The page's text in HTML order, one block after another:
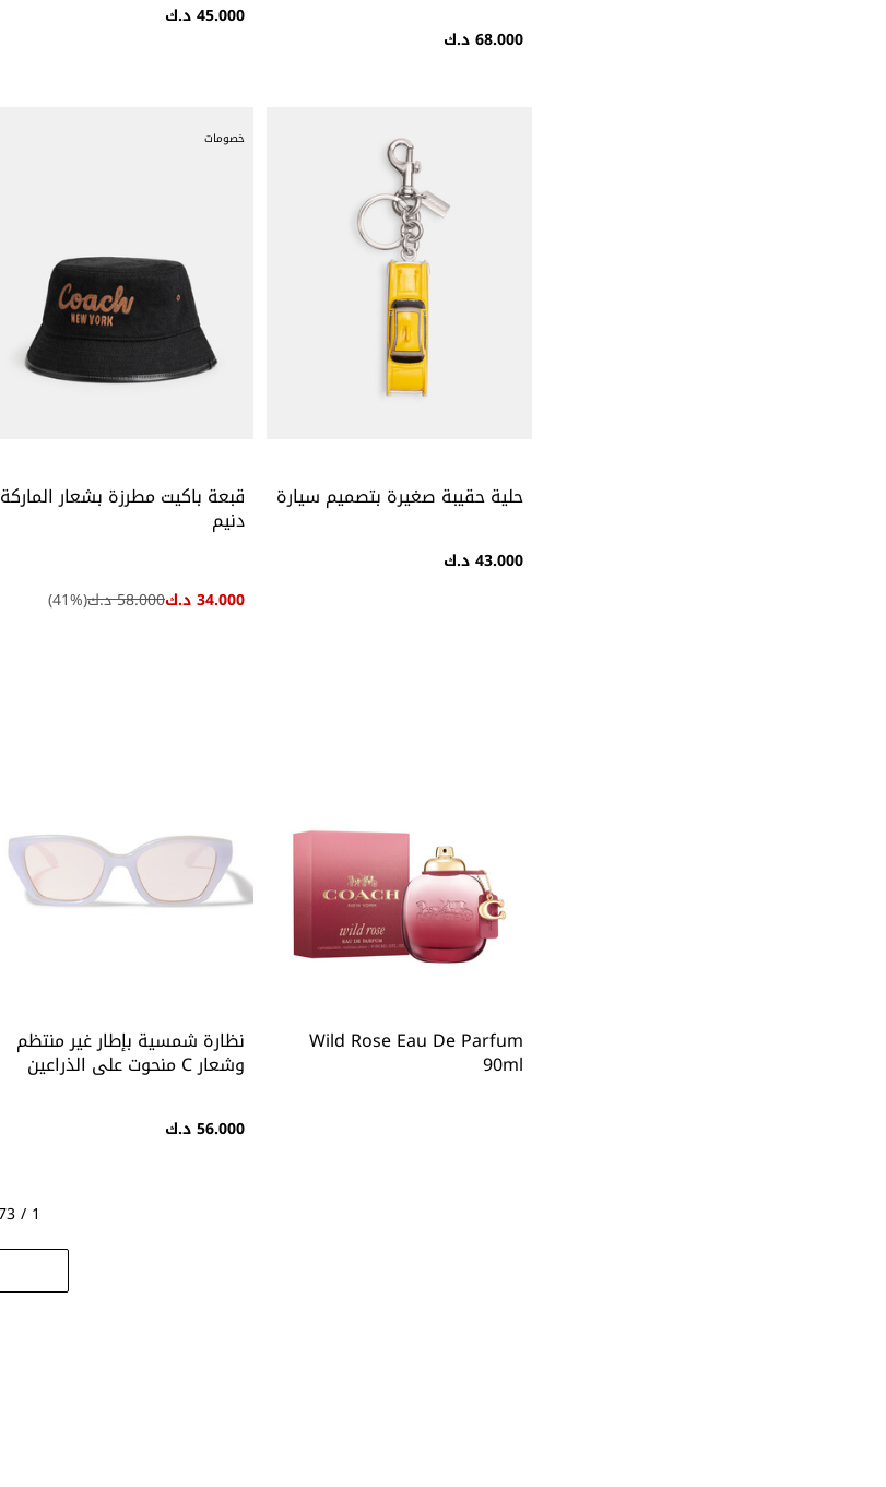
68.000 د.ك
45.000 د.ك
حلية حقيبة صغيرة بتصميم سيارة
43.000 د.ك
خصومات
قبعة باكيت مطرزة بشعار الماركة
دنيم
34.000 د.ك 58.000 د.ك (
41%)
Wild Rose Eau De Parfum
90ml
نظارة شمسية بإطار غير منتظم
وشعار C منحوت على الذراعين
56.000 د.ك
1 / 73 من العناصر